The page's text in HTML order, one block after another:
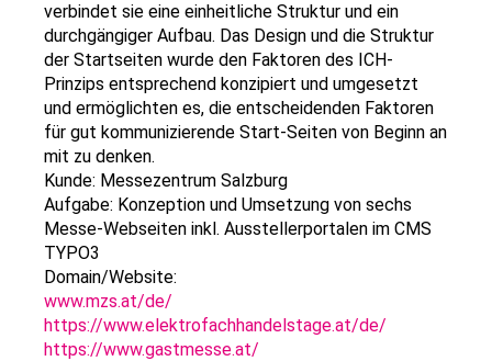
verbindet sie eine einheitliche Struktur und ein
durchgängiger Aufbau. Das Design und die Struktur
der Startseiten wurde den Faktoren des ICH-
Prinzips entsprechend konzipiert und umgesetzt
und ermöglichten es, die entscheidenden Faktoren
für gut kommunizierende Start-Seiten von Beginn an
mit zu denken.
Kunde: Messezentrum Salzburg
Aufgabe: Konzeption und Umsetzung von sechs
Messe-Webseiten inkl. Ausstellerportalen im CMS
TYPO3
Domain/Website:
www.mzs.at/de/
https://www.elektrofachhandelstage.at/de/
https://www.gastmesse.at/